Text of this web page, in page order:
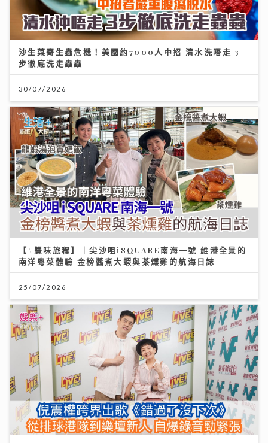
沙生菜寄生蟲危機！美國約7000人中招 清水洗唔走 3
步徹底洗走蟲蟲
30/07/2026
【#豐味旅程】｜尖沙咀iSQUARE南海一號 維港全景的
南洋粵菜體驗 金榜醬煮大蝦與茶燻雞的航海日誌
25/07/2026